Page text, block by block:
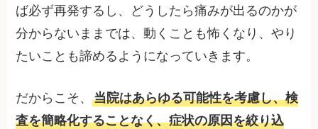
ば必ず再発するし、どうしたら痛みが出るのかが
分からないままでは、動くことも怖くなり、やり
たいことも諦めるようになっていきます。
だからこそ、当院はあらゆる可能性を考慮し、検
査を簡略化することなく、症状の原因を絞り込